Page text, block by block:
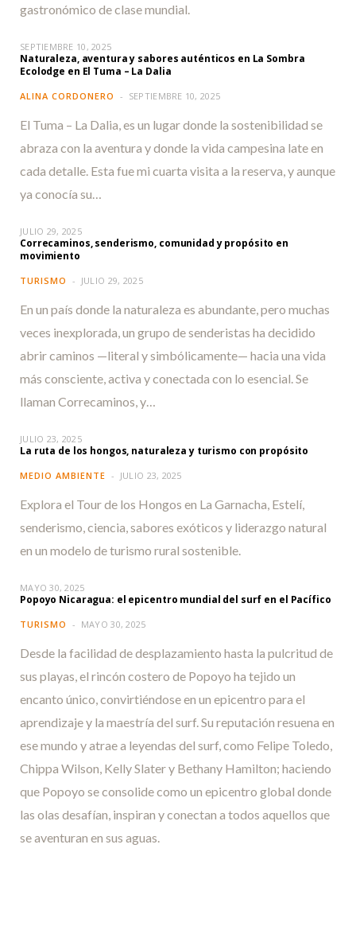
gastronómico de clase mundial.
SEPTIEMBRE 10, 2025
Naturaleza, aventura y sabores auténticos en La Sombra
Ecolodge en El Tuma – La Dalia
ALINA CORDONERO SEPTIEMBRE 10, 2025
El Tuma – La Dalia, es un lugar donde la sostenibilidad se
abraza con la aventura y donde la vida campesina late en
cada detalle. Esta fue mi cuarta visita a la reserva, y aunque
ya conocía su…
JULIO 29, 2025
Correcaminos, senderismo, comunidad y propósito en
movimiento
TURISMO JULIO 29, 2025
En un país donde la naturaleza es abundante, pero muchas
veces inexplorada, un grupo de senderistas ha decidido
abrir caminos —literal y simbólicamente— hacia una vida
más consciente, activa y conectada con lo esencial. Se
llaman Correcaminos, y…
JULIO 23, 2025
La ruta de los hongos, naturaleza y turismo con propósito
MEDIO AMBIENTE JULIO 23, 2025
Explora el Tour de los Hongos en La Garnacha, Estelí,
senderismo, ciencia, sabores exóticos y liderazgo natural
en un modelo de turismo rural sostenible.
MAYO 30, 2025
Popoyo Nicaragua: el epicentro mundial del surf en el Pacífico
TURISMO MAYO 30, 2025
Desde la facilidad de desplazamiento hasta la pulcritud de
sus playas, el rincón costero de Popoyo ha tejido un
encanto único, convirtiéndose en un epicentro para el
aprendizaje y la maestría del surf. Su reputación resuena en
ese mundo y atrae a leyendas del surf, como Felipe Toledo,
Chippa Wilson, Kelly Slater y Bethany Hamilton; haciendo
que Popoyo se consolide como un epicentro global donde
las olas desafían, inspiran y conectan a todos aquellos que
se aventuran en sus aguas.